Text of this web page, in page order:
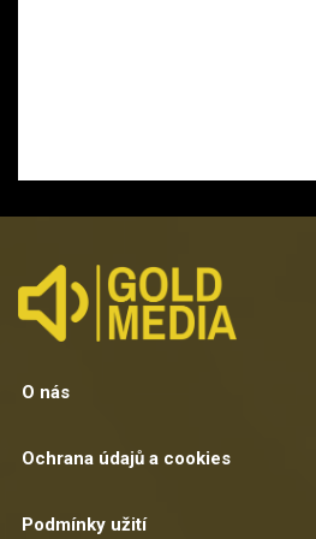
O nás
Ochrana údajů a cookies
Podmínky užití